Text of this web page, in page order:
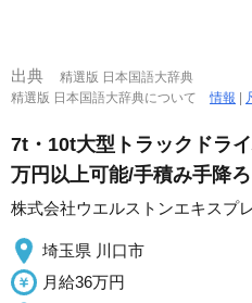
出典
精選版 日本国語大辞典
精選版 日本国語大辞典について情報
7t・10t大型トラックドラ
万円以上可能/手積み手降
株式会社ウエルストンエキスプ
埼玉県 川口市
月給36万円